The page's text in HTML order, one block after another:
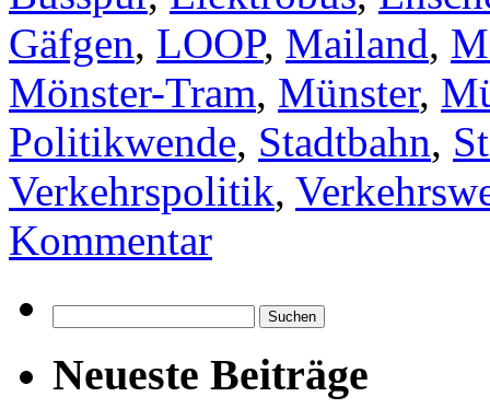
Gäfgen, LOOP, Mailand,
Mönster-Tram, Münster,
Politikwende, Stadtbahn,
Verkehrspolitik,
Kommentar
nach:
Neueste Beiträge